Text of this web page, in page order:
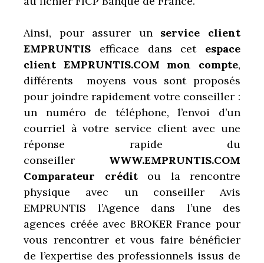
Ainsi, pour assurer un service client
EMPRUNTIS efficace dans cet espace
client EMPRUNTIS.COM mon compte,
différents moyens vous sont proposés
pour joindre rapidement votre conseiller :
un numéro de téléphone, l’envoi d’un
courriel à votre service client avec une
réponse rapide du
conseiller WWW.EMPRUNTIS.COM
Comparateur crédit ou la rencontre
physique avec un conseiller Avis
EMPRUNTIS l’Agence dans l’une des
agences créée avec BROKER France pour
vous rencontrer et vous faire bénéficier
de l’expertise des professionnels issus de